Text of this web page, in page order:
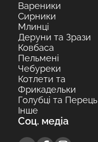
Вареники
Сирники
Млинці
Деруни та Зрази
Ковбаса
Пельмені
Чебуреки
Котлети та
Фрикадельки
Голубці та Перець
Інше
Соц. медіа